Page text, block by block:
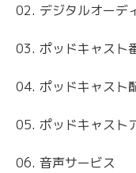
02. デジタルオーデ
03. ポッドキャスト
04. ポッドキャスト
05. ポッドキャスト
06. 音声サービス